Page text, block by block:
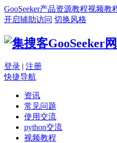
GooSeeker产品资源教程视频教
开启辅助访问 切换风格
登录 | 注册
快捷导航
资讯
常见问题
使用交流
python交流
视频教程